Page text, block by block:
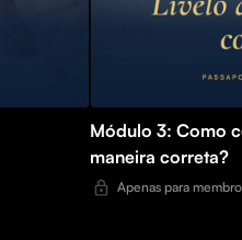
Módulo 3: Como
maneira correta?
Apenas para